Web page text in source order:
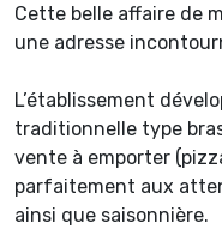
Cette belle affaire de
une adresse
L’établissement
traditionnelle type
vente à emporter
parfaitement aux
ainsi que saisonnière.